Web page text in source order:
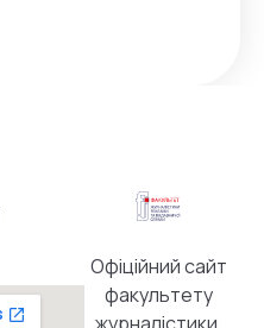
Офіційний сайт
факультету